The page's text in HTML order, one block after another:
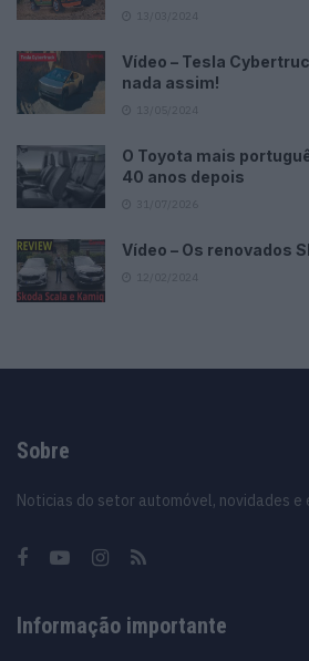
Vídeo – Tesla
nada assim!
O Toyota mais
40 anos depois
Vídeo – Os renovados
Sobre
Noticias do setor automóvel, novidades e
Informação importante